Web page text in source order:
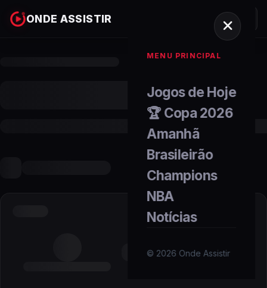
ONDE ASSISTIR
MENU PRINCIPAL
Jogos de Hoje
🏆 Copa 2026
Amanhã
Brasileirão
Champions
NBA
Notícias
© 2026 Onde Assistir